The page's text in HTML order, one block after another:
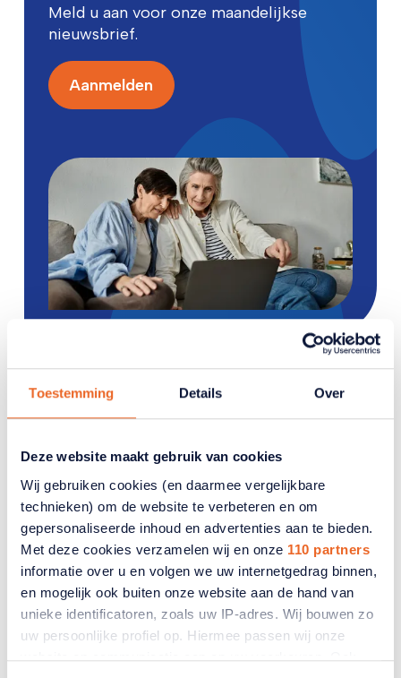
Toestemming Details Over
Deze website maakt gebruik van cookies
Wij gebruiken cookies (en daarmee vergelijkbare
technieken) om de website te verbeteren en om
gepersonaliseerde inhoud en advertenties aan te bieden.
Met deze cookies verzamelen wij en onze 110 partners
informatie over u en volgen we uw internetgedrag binnen,
en mogelijk ook buiten onze website aan de hand van
unieke identificatoren, zoals uw IP-adres. Wij bouwen zo
uw persoonlijke profiel op. Hiermee passen wij onze
website en communicatie aan op uw voorkeuren. Ook
Meld u aan voor onze maandelijkse
nieuwsbrief.
Aanmelden
Gerelateerde artikelen